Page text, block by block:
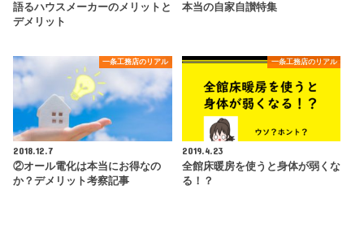
語るハウスメーカーのメリットと
デメリット
本当の自家自讃特集
一条工務店のリアル
2018.12.7
②オール電化は本当にお得なの
か？デメリット考察記事
一条工務店のリアル
2019.4.23
全館床暖房を使うと身体が弱くな
る！？